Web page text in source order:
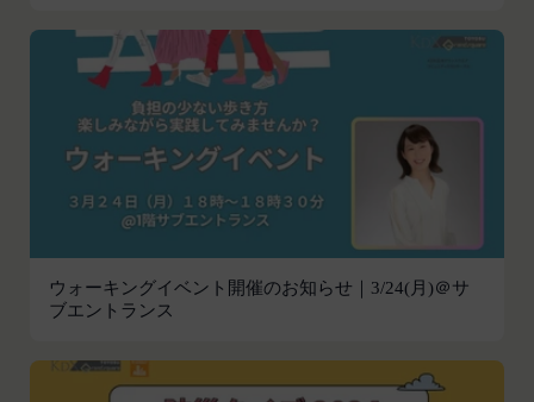
ウォーキングイベント開催のお知らせ｜3/24(月)＠サ
ブエントランス
お客様が自ら本サービス上に入力した情報等によ
り、個人を識別し得る状態に至った場合
当社は、利用者情報の取扱いに関する運用状況を適
宜見直し、継続的な改善に努めるものとし、必要に
応じて、本ポリシーをお客様の事前の了承を得るこ
となく変更することがあります。変更後の本ポリシ
ーについては、当社が別途定める場合を除いて、当
社ウェブサイトでの公示後、すぐに効力が発生する
ものとします。但し、法令上お客様の同意が必要と
方法により、お客様の同意を取得するものとしま
会員は、本サービスの利用に際して、以下の各号の
いずれかに該当する行為または該当するおそれのあ
る行為を行ってはならないものとします。
本規約および法令に違反する行為、犯罪に結び
つく行為または公序良俗に反する行為
会員登録または登録内容の変更の際に虚偽の会
員情報を入力する行為
本サービスの運営を妨害するおそれのある行為
または本サービスに支障を生じさせるおそれの
ある行為
当社または第三者の財産権、プライバシー権、
著作権等の知的財産権、その他の権利または利
益を侵害する行為